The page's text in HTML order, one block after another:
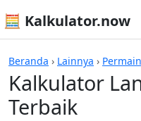
🧮 Kalkulator.now
Beranda › Lainnya ›
Kalkulator
Terbaik
Kalkulator-